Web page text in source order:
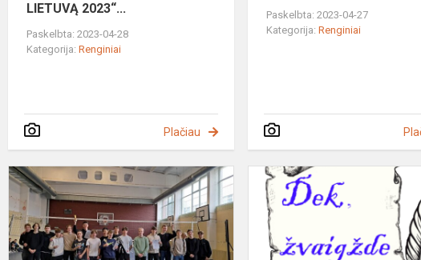
LIETUVĄ 2023“...
Paskelbta: 2023-04-28
Kategorija:Renginiai
Plačiau
Paskelbta: 2023-04-27
Kategorija:Renginiai
Respublikinis
bendrojo
ugdymo
mokyklų
10-
ųjų
klasių
mokinių
tarpklasinės